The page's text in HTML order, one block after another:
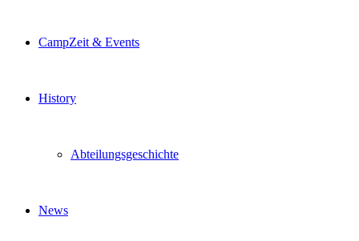
CampZeit & Events
History
Abteilungsgeschichte
News